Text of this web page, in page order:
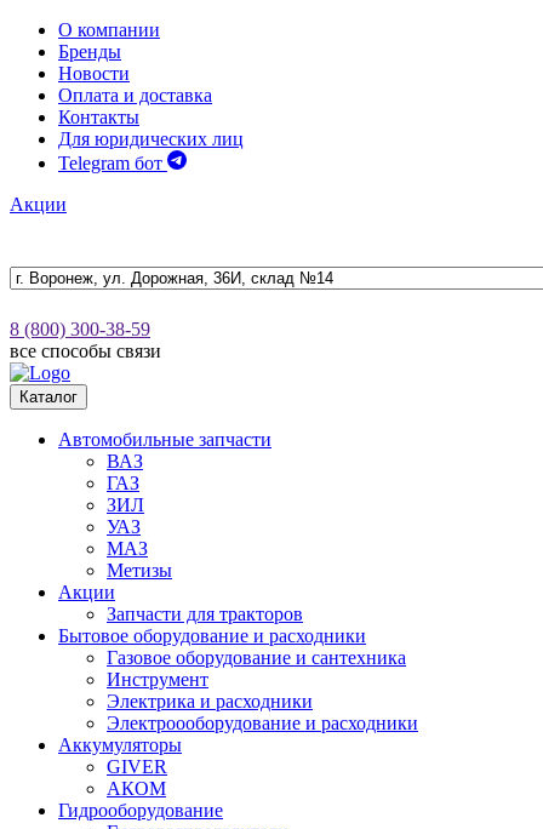
О компании
Бренды
Новости
Оплата и доставка
Контакты
Для юридических лиц
Telegram бот
Акции
8 (800) 300-38-59
все способы связи
Каталог
Автомобильные запчасти
ВАЗ
ГАЗ
ЗИЛ
УАЗ
МАЗ
Метизы
Акции
Запчасти для тракторов
Бытовое оборудование и расходники
Газовое оборудование и сантехника
Инструмент
Электрика и расходники
Электроооборудование и расходники
Аккумуляторы
GIVER
АКОМ
Гидрооборудование